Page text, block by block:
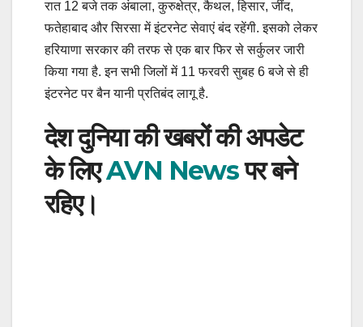
रात 12 बजे तक अंबाला, कुरुक्षेत्र, कैथल, हिसार, जींद,
फतेहाबाद और सिरसा में इंटरनेट सेवाएं बंद रहेंगी. इसको लेकर
हरियाणा सरकार की तरफ से एक बार फिर से सर्कुलर जारी
किया गया है. इन सभी जिलों में 11 फरवरी सुबह 6 बजे से ही
इंटरनेट पर बैन यानी प्रतिबंद लागू है.
देश दुनिया की खबरों की अपडेट
के लिएAVN Newsपर बने
रहिए।